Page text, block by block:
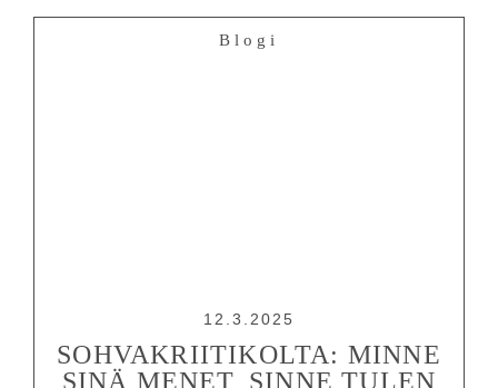
Blogi
12.3.2025
SOHVAKRIITIKOLTA: MINNE
SINÄ MENET, SINNE TULEN